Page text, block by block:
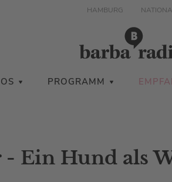
HAMBURG
PROGRAMM
Ein Hund als